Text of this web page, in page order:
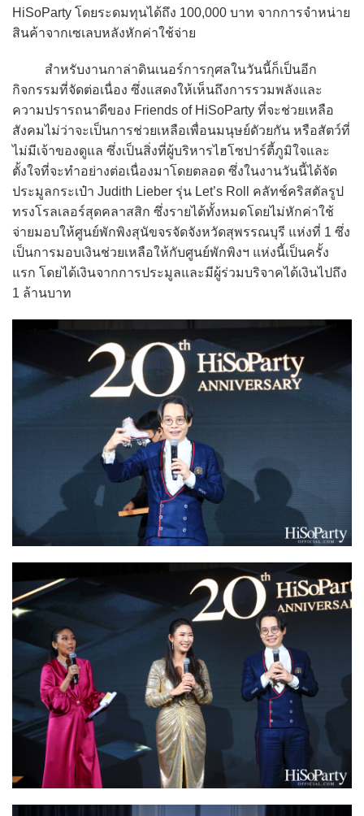
HiSoParty โดยระดมทุนได้ถึง 100,000 บาท จากการจำหน่าย
สินค้าจากเซเลบหลังหักค่าใช้จ่าย
สำหรับงานกาล่าดินเนอร์การกุศลในวันนี้ก็เป็นอีก
กิจกรรมที่จัดต่อเนื่อง ซึ่งแสดงให้เห็นถึงการรวมพลังและ
ความปรารถนาดีของ Friends of HiSoParty ที่จะช่วยเหลือ
สังคมไม่ว่าจะเป็นการช่วยเหลือเพื่อนมนุษย์ดัวยกัน หรือสัตว์ที่
ไม่มีเจ้าของดูแล ซึ่งเป็นสิ่งที่ผู้บริหารไฮโซปาร์ตี้ภูมิใจและ
ตั้งใจที่จะทำอย่างต่อเนื่องมาโดยตลอด ซึ่งในงานวันนี้ได้จัด
ประมูลกระเป๋า Judith Lieber รุ่น Let’s Roll คลัทช์คริสตัลรูป
ทรงโรลเลอร์สุดคลาสสิก ซึ่งรายได้ทั้งหมดโดยไม่หักค่าใช้
จ่ายมอบให้ศูนย์พักพิงสุนัขจรจัดจังหวัดสุพรรณบุรี แห่งที่ 1 ซึ่ง
เป็นการมอบเงินช่วยเหลือให้กับศูนย์พักพิงฯ แห่งนี้เป็นครั้ง
แรก โดยได้เงินจากการประมูลและมีผู้ร่วมบริจาคได้เงินไปถึง
1 ล้านบาท